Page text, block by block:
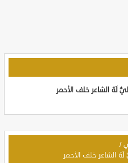
الشاعر خلف الأحمر
/
الشاعر خلف الأحمر